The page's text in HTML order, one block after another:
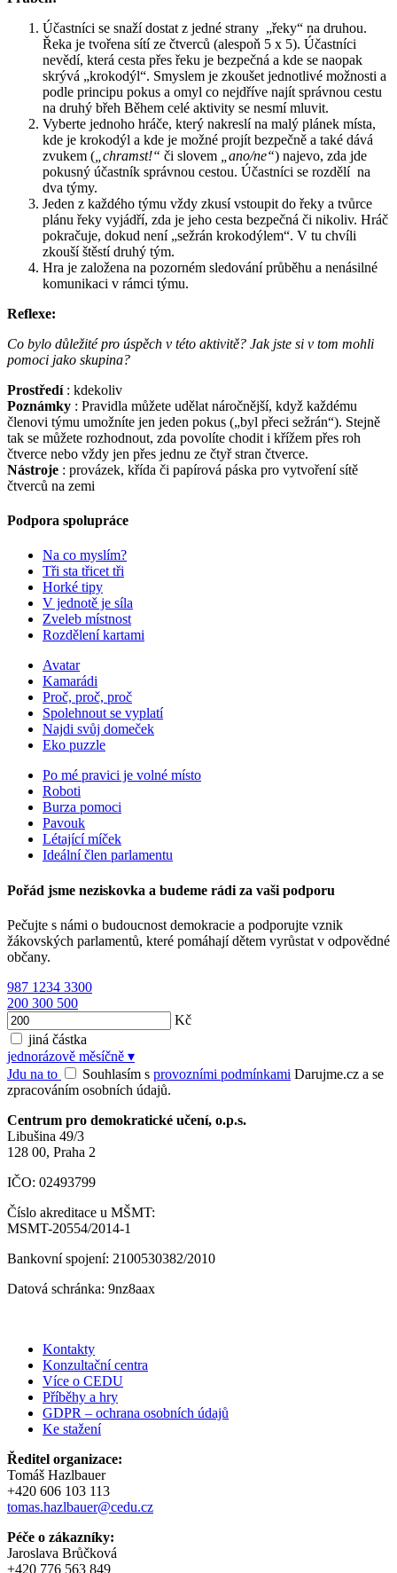
Účastníci se snaží dostat z jedné strany „řeky“ na druhou.
Řeka je tvořena sítí ze čtverců (alespoň 5 x 5). Účastníci
nevědí, která cesta přes řeku je bezpečná a kde se naopak
skrývá „krokodýl“. Smyslem je zkoušet jednotlivé možnosti a
podle principu pokus a omyl co nejdříve najít správnou cestu
na druhý břeh Během celé aktivity se nesmí mluvit.
Vyberte jednoho hráče, který nakreslí na malý plánek místa,
kde je krokodýl a kde je možné projít bezpečně a také dává
zvukem ( „chramst!“ či slovem „ano/ne“) najevo, zda jde
pokusný účastník správnou cestou. Účastníci se rozdělí na
dva týmy.
Jeden z každého týmu vždy zkusí vstoupit do řeky a tvůrce
plánu řeky vyjádří, zda je jeho cesta bezpečná či nikoliv. Hráč
pokračuje, dokud není „sežrán krokodýlem“. V tu chvíli
zkouší štěstí druhý tým.
Hra je založena na pozorném sledování průběhu a nenásilné
komunikaci v rámci týmu.
Reflexe:
Co bylo důležité pro úspěch v této aktivitě? Jak jste si v tom mohli
pomoci jako skupina?
Prostředí : kdekoliv
Poznámky : Pravidla můžete udělat náročnější, když každému
členovi týmu umožníte jen jeden pokus („byl přeci sežrán“). Stejně
tak se můžete rozhodnout, zda povolíte chodit i křížem přes roh
čtverce nebo vždy jen přes jednu ze čtyř stran čtverce.
Nástroje : provázek, křída či papírová páska pro vytvoření sítě
čtverců na zemi
Podpora spolupráce
Na co myslím?
Tři sta třicet tři
Horké tipy
V jednotě je síla
Zveleb místnost
Rozdělení kartami
Avatar
Kamarádi
Proč, proč, proč
Spolehnout se vyplatí
Najdi svůj domeček
Eko puzzle
Po mé pravici je volné místo
Roboti
Burza pomoci
Pavouk
Létající míček
Ideální člen parlamentu
Pořád jsme neziskovka a budeme rádi za vaši podporu
Pečujte s námi o budoucnost demokracie a podporujte vznik
žákovských parlamentů, které pomáhají dětem vyrůstat v odpovědné
občany.
987 1234 3300
200 300 500
Kč
jiná částka
jednorázově měsíčně ▾
Jdu na to
Souhlasím s provozními podmínkami Darujme.cz a se
zpracováním osobních údajů.
Centrum pro demokratické učení, o.p.s.
Libušina 49/3
128 00, Praha 2
IČO: 02493799
Číslo akreditace u MŠMT:
MSMT-20554/2014-1
Bankovní spojení: 2100530382/2010
Datová schránka: 9nz8aax
Kontakty
Konzultační centra
Více o CEDU
Příběhy a hry
GDPR – ochrana osobních údajů
Ke stažení
Ředitel organizace:
Tomáš Hazlbauer
+420 606 103 113
tomas.hazlbauer@cedu.cz
Péče o zákazníky:
Jaroslava Brůčková
+420 776 563 849